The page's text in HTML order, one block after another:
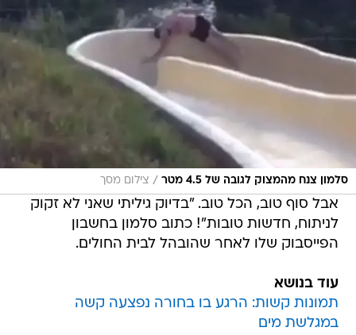
סלמון צנח מהמצוק לגובה של 4.5 מטר / צילום מסך
אבל סוף טוב, הכל טוב. "בדיוק גיליתי שאני לא זקוק
לניתוח, חדשות טובות"! כתוב סלמון בחשבון
הפייסבוק שלו לאחר שהובהל לבית החולים.
עוד בנושא
תמונות קשות: הרגע בו בחורה נפצעה קשה
במגלשת מים